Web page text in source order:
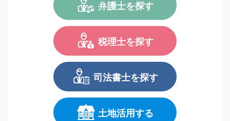
弁護士を探す
税理士を探す
司法書士を探す
土地活用する